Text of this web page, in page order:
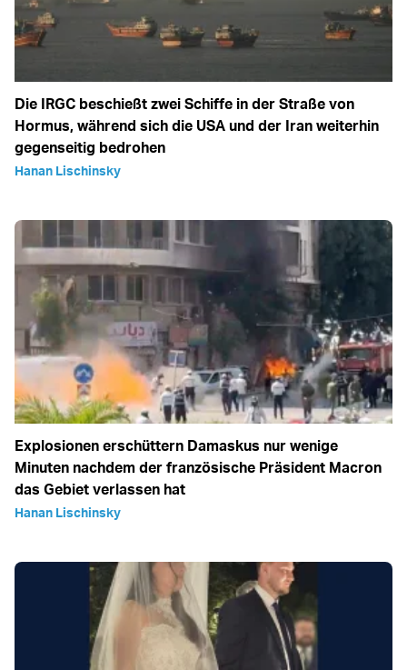
Die IRGC beschießt zwei Schiffe in der Straße von
Hormus, während sich die USA und der Iran weiterhin
gegenseitig bedrohen
Hanan Lischinsky
Explosionen erschüttern Damaskus nur wenige
Minuten nachdem der französische Präsident Macron
das Gebiet verlassen hat
Hanan Lischinsky